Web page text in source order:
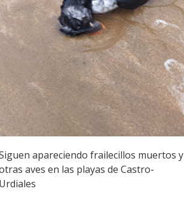
apareciendo frailecillos muertos y
aves en las playas de Castro-
Urdiales